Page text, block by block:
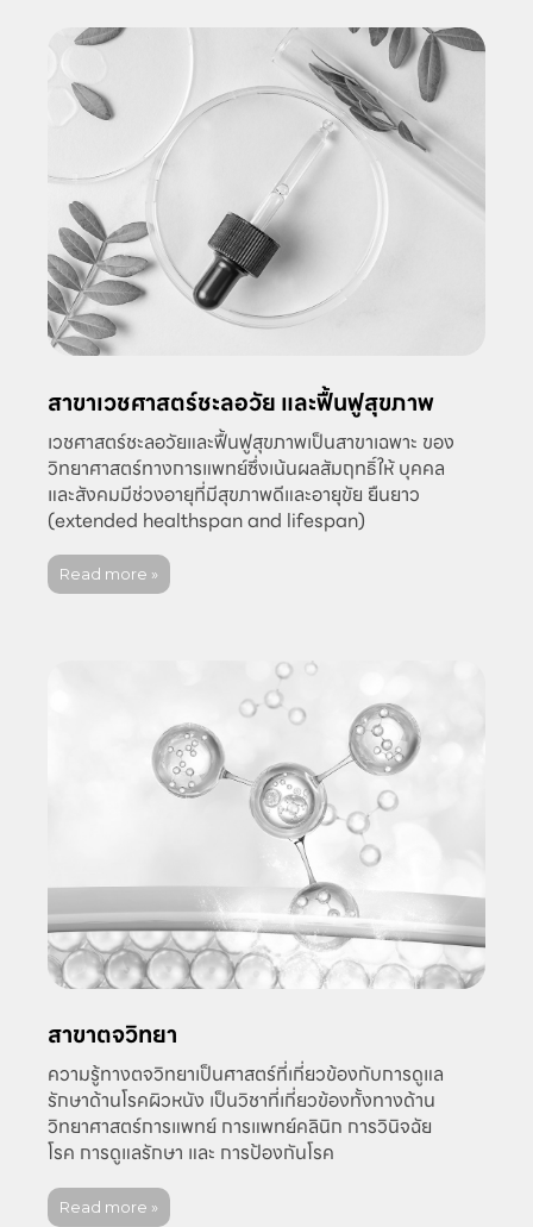
สาขาเวชศาสตร์ชะลอวัย และฟื้นฟูสุขภาพ
เวชศาสตร์ชะลอวัยและฟื้นฟูสุขภาพเป็นสาขาเฉพาะ ของ
วิทยาศาสตร์ทางการแพทย์ซึ่งเน้นผลสัมฤทธิ์ให้ บุคคล
และสังคมมีช่วงอายุที่มีสุขภาพดีและอายุขัย ยืนยาว
(extended healthspan and lifespan)
Read more »
สาขาตจวิทยา
ความรู้ทางตจวิทยาเป็นศาสตร์ที่เกี่ยวข้องกับการดูแล
รักษาด้านโรคผิวหนัง เป็นวิชาที่เกี่ยวข้องทั้งทางด้าน
วิทยาศาสตร์การแพทย์ การแพทย์คลินิก การวินิจฉัย
โรค การดูแลรักษา และ การป้องกันโรค
Read more »